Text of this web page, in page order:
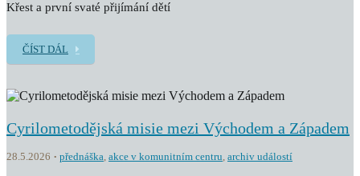
Křest a první svaté přijímání dětí
ČÍST DÁL
Cyrilometodějská misie mezi Východem a Západem
28.5.2026 přednáška, akce v komunitním centru, archiv událostí